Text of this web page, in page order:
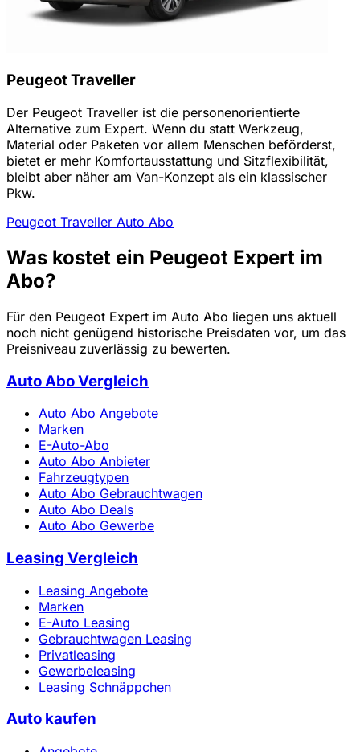
Peugeot Traveller
Der Peugeot Traveller ist die personenorientierte
Alternative zum Expert. Wenn du statt Werkzeug,
Material oder Paketen vor allem Menschen beförderst,
bietet er mehr Komfortausstattung und Sitzflexibilität,
bleibt aber näher am Van-Konzept als ein klassischer
Pkw.
Peugeot Traveller Auto Abo
Was kostet ein Peugeot Expert im
Abo?
Für den Peugeot Expert im Auto Abo liegen uns aktuell
noch nicht genügend historische Preisdaten vor, um das
Preisniveau zuverlässig zu bewerten.
Auto Abo Vergleich
Auto Abo Angebote
Marken
E-Auto-Abo
Auto Abo Anbieter
Fahrzeugtypen
Auto Abo Gebrauchtwagen
Auto Abo Deals
Auto Abo Gewerbe
Leasing Vergleich
Leasing Angebote
Marken
E-Auto Leasing
Gebrauchtwagen Leasing
Privatleasing
Gewerbeleasing
Leasing Schnäppchen
Auto kaufen